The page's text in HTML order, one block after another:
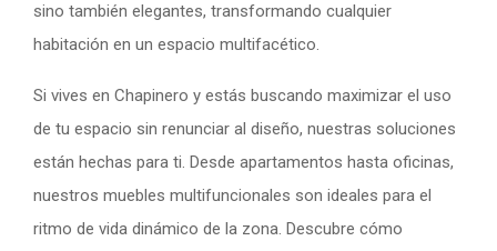
sino también elegantes, transformando cualquier
habitación en un espacio multifacético.
Si vives en Chapinero y estás buscando maximizar el uso
de tu espacio sin renunciar al diseño, nuestras soluciones
están hechas para ti. Desde apartamentos hasta oficinas,
nuestros muebles multifuncionales son ideales para el
ritmo de vida dinámico de la zona. Descubre cómo